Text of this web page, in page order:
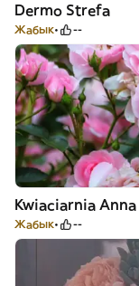
Dermo Strefa
Жабык --
Kwiaciarnia Anna
Жабык --